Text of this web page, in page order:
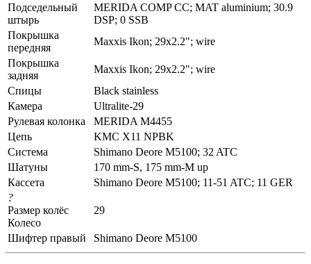
Подседельный
штырь
MERIDA COMP CC; MAT aluminium; 30.9
DSP; 0 SSB
Покрышка
передняя
Maxxis Ikon; 29x2.2"; wire
Покрышка
задняя
Maxxis Ikon; 29x2.2"; wire
Спицы
Black stainless
Камера
Ultralite-29
Рулевая колонка
MERIDA M4455
Цепь
KMC X11 NPBK
Система
Shimano Deore M5100; 32 ATC
Шатуны
170 mm-S, 175 mm-M up
Кассета
Shimano Deore M5100; 11-51 ATC; 11 GER
?
Размер колёс
Колесо
29
Шифтер правый Shimano Deore M5100